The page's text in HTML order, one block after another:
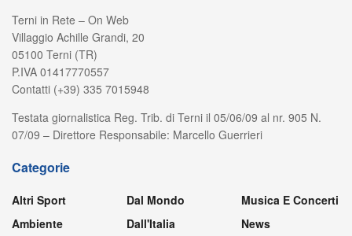
Terni in Rete – On Web
Villaggio Achille Grandi, 20
05100 Terni (TR)
P.IVA 01417770557
Contatti (+39) 335 7015948
Testata giornalistica Reg. Trib. di Terni il 05/06/09 al nr. 905 N.
07/09 – Direttore Responsabile: Marcello Guerrieri
Categorie
Altri Sport
Ambiente
Dal Mondo
Dall'Italia
Musica E Concerti
News